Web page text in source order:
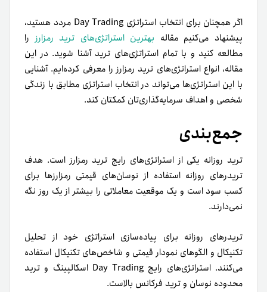
اگر همچنان برای انتخاب استراتژی Day Trading مردد هستید،
پیشنهاد می‌کنیم مقاله بهترین استراتژی‌های ترید رمزارز را
مطالعه کنید و با تمام استراتژی‌های ترید آشنا شوید. در این
مقاله، انواع استراتژی‌های ترید رمزارز را معرفی کرده‌ایم. آشنایی
با این استراتژی‌ها می‌تواند در انتخاب استراتژی مطابق با زندگی
شخصی و اهداف سرمایه‌گذاری‌تان کمکتان کند.
جمع‌بندی
ترید روزانه یکی از استراتژی‌های رایج‌ ترید رمزارز است. هدف
تریدرهای روزانه استفاده از نوسان‌های قیمتی رمزارزها برای
کسب سود است و یک موقعیت معاملاتی را بیشتر از یک روز نگه
نمی‌دارند.
تریدرهای روزانه برای پیاده‌سازی استراتژی خود از تحلیل
تکنیکال و الگوهای نمودار قیمتی و شاخص‌های تکنیکال استفاده
می‌کنند. استراتژی‌های رایج‌ Day Trading اسکالپینگ و ترید
محدوده نوسان و ترید فرکانس بالاست.